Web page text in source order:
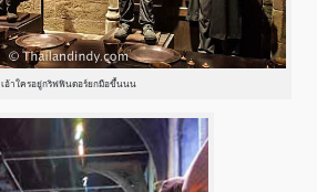
เอ้าใครอยู่กริฟฟินดอร์ยกมือขึ้นนน